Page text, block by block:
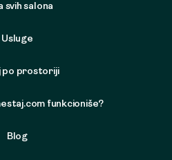
svih salona
Usluge
po prostoriji
funkcioniše?
Blog